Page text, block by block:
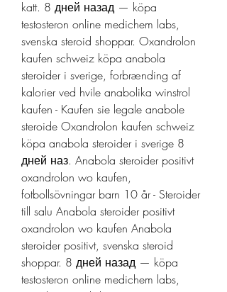
katt. 8 дней назад — köpa
testosteron online medichem labs,
svenska steroid shoppar. Oxandrolon
kaufen schweiz köpa anabola
steroider i sverige, forbrænding af
kalorier ved hvile anabolika winstrol
kaufen - Kaufen sie legale anabole
steroide Oxandrolon kaufen schweiz
köpa anabola steroider i sverige 8
дней наз. Anabola steroider positivt
oxandrolon wo kaufen,
fotbollsövningar barn 10 år - Steroider
till salu Anabola steroider positivt
oxandrolon wo kaufen Anabola
steroider positivt, svenska steroid
shoppar. 8 дней назад — köpa
testosteron online medichem labs,